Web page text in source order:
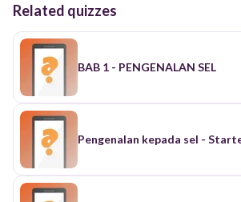
Related quizzes
BAB 1 - PENGENALAN SEL
Pengenalan kepada sel -